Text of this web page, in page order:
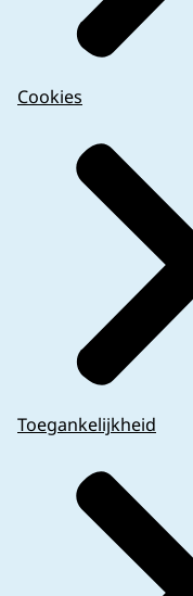
Cookies
Toegankelijkheid